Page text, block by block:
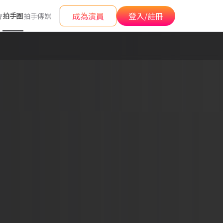
拍手圈拍手傳媒 成為演員 登入/註冊